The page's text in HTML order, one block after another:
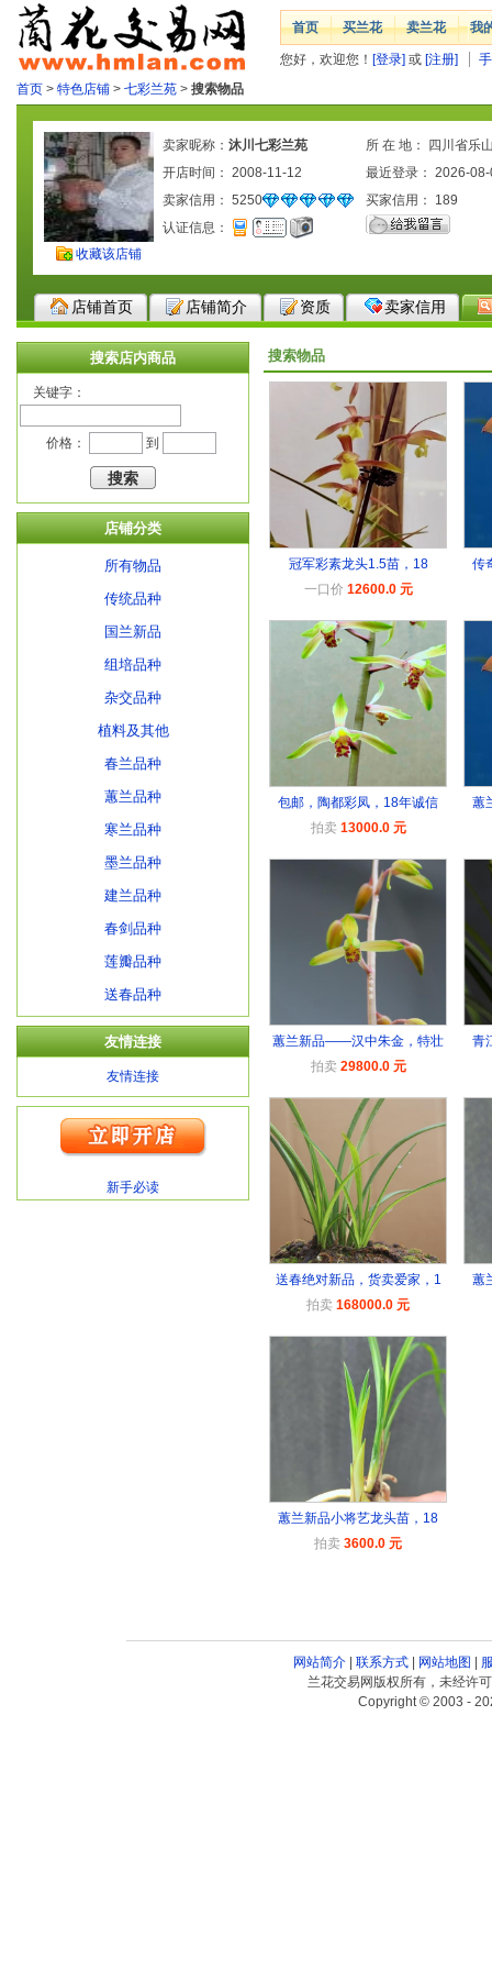
首页 买兰花 卖兰花 我
您好，欢迎您！ [登录] 或 [注册]
首页 > 特色店铺 > 七彩兰苑 > 搜索物品
收藏该店铺
卖家昵称： 沐川七彩兰苑
所 在 地： 四川省乐
开店时间： 2008-11-12
最近登录： 2026-
卖家信用： 5250 买家信用： 189
认证信息：
店铺首页 店铺简介 资质 卖家信用
搜索店内商品
关键字：
价格： 到
店铺分类
所有物品
传统品种
国兰新品
组培品种
杂交品种
植料及其他
春兰品种
蕙兰品种
寒兰品种
墨兰品种
建兰品种
春剑品种
莲瓣品种
送春品种
友情连接
友情连接
新手必读
搜索物品
冠军彩素龙头1.5苗，18
一口价 12600.0 元
传
包邮，陶都彩凤，18年诚信
拍卖 13000.0 元
蕙
蕙兰新品——汉中朱金，特壮
拍卖 29800.0 元
青
送春绝对新品，货卖爱家，1
拍卖 168000.0 元
蕙
蕙兰新品小将艺龙头苗，18
拍卖 3600.0 元
网站简介| 联系方式| 网站地图 |
兰花交易网版权所有，未经许
Copyright © 2003 -